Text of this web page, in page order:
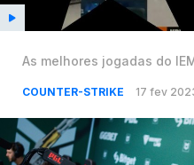
As melhores jogadas do
COUNTER-STRIKE 17 fev